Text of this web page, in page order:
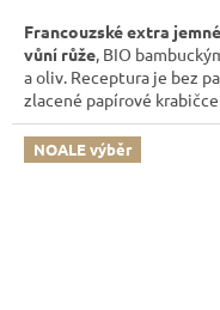
Francouzské extra
vůní růže, BIO
a oliv. Receptura je bez
zlacené papírové
NOALE výběr